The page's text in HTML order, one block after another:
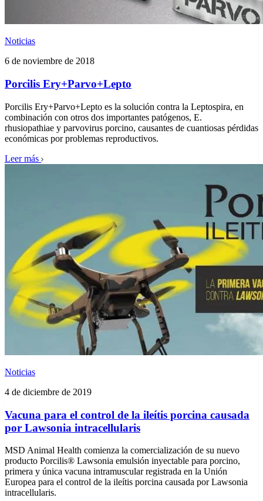
Noticias
6 de noviembre de 2018
Porcilis Ery+Parvo+Lepto
Porcilis Ery+Parvo+Lepto es la solución contra la Leptospira, en
combinación con otros dos importantes patógenos, E.
rhusiopathiae y parvovirus porcino, causantes de cuantiosas pérdidas
económicas por problemas reproductivos.
Leer más
Noticias
4 de diciembre de 2019
Vacuna para el control de la ileítis porcina causada
por Lawsonia intracellularis
MSD Animal Health comienza la comercialización de su nuevo
producto Porcilis® Lawsonia emulsión inyectable para porcino,
primera y única vacuna intramuscular registrada en la Unión
Europea para el control de la ileítis porcina causada por Lawsonia
intracellularis.